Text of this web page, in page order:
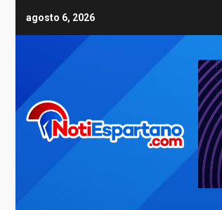
agosto 6, 2026